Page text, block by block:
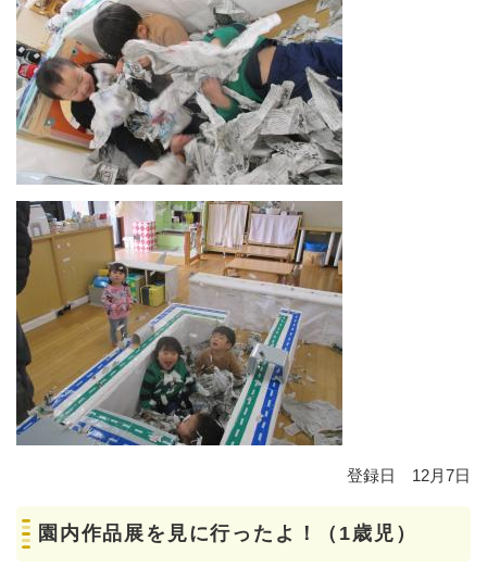
登録日 12月7日
園内作品展を見に行ったよ！（1歳児）